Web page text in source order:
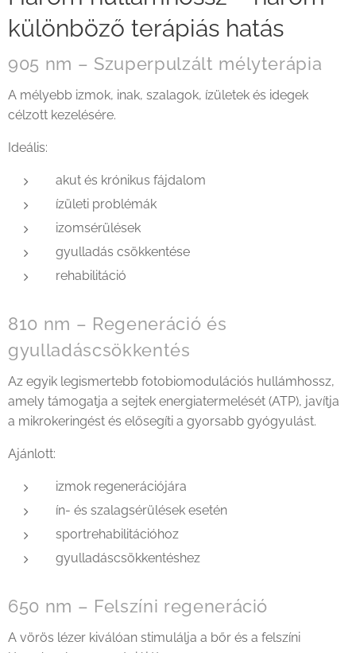
különböző terápiás hatás
905 nm – Szuperpulzált mélyterápia
A mélyebb izmok, inak, szalagok, ízületek és idegek
célzott kezelésére.
Ideális:
akut és krónikus fájdalom
ízületi problémák
izomsérülések
gyulladás csökkentése
rehabilitáció
810 nm – Regeneráció és
gyulladáscsökkentés
Az egyik legismertebb fotobiomodulációs hullámhossz,
amely támogatja a sejtek energiatermelését (ATP), javítja
a mikrokeringést és elősegíti a gyorsabb gyógyulást.
Ajánlott:
izmok regenerációjára
ín- és szalagsérülések esetén
sportrehabilitációhoz
gyulladáscsökkentéshez
650 nm – Felszíni regeneráció
A vörös lézer kiválóan stimulálja a bőr és a felszíni